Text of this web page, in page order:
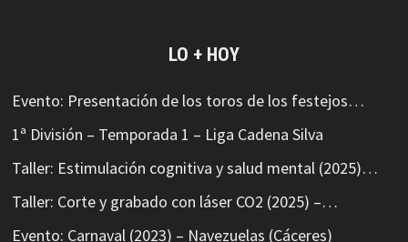
LO + HOY
Evento: Presentación de los toros de los festejos…
1ª División – Temporada 1 – Liga Cadena Silva
Taller: Estimulación cognitiva y salud mental (2025)…
Taller: Corte y grabado con láser CO2 (2025) –…
Evento: Carnaval (2023) – Navezuelas (Cáceres)